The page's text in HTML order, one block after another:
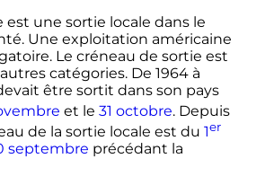
est une sortie locale dans le
Une exploitation américaine
Le créneau de sortie est
catégories. De 1964 à
être sortit dans son pays
et le 31 octobre. Depuis
de la sortie locale est du 1er
septembre précédant la